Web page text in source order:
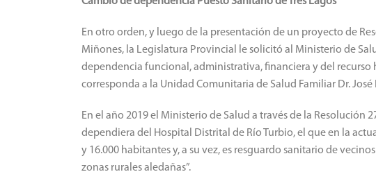
En otro orden, y luego de la presentación de un proyecto de
Miñones, la Legislatura Provincial le solicitó al Ministerio de
dependencia funcional, administrativa, financiera y del recurso
corresponda a la Unidad Comunitaria de Salud Familiar Dr.
En el año 2019 el Ministerio de Salud a través de la Resolución
dependiera del Hospital Distrital de Río Turbio, el que en la
y 16.000 habitantes y, a su vez, es resguardo sanitario de
zonas rurales aledañas”.